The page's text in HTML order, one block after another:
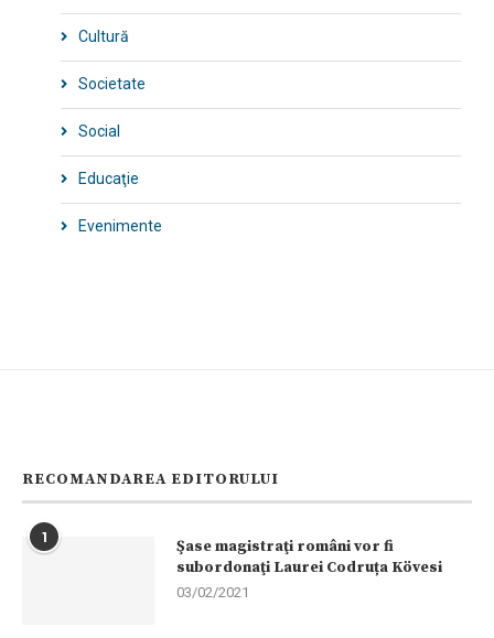
Cultură
Societate
Social
Educaţie
Evenimente
RECOMANDAREA EDITORULUI
1
Şase magistraţi români vor fi
subordonaţi Laurei Codruța Kövesi
03/02/2021